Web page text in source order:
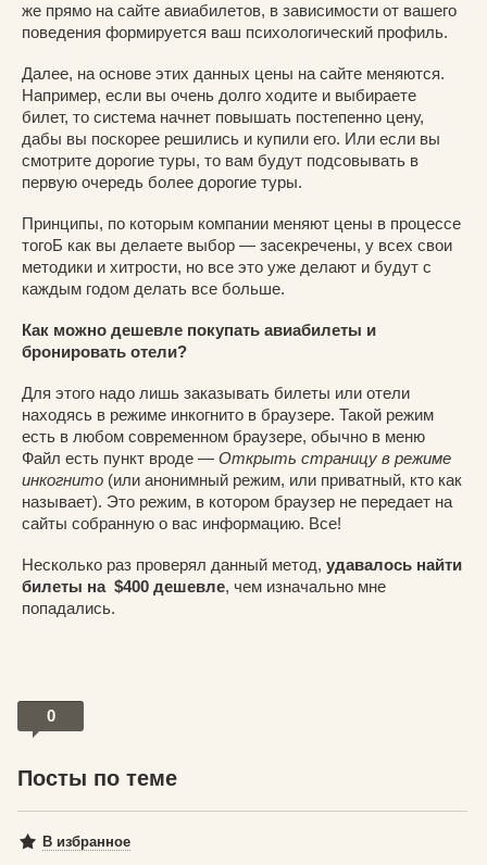
же прямо на сайте авиабилетов, в зависимости от вашего
поведения формируется ваш психологический профиль.
Далее, на основе этих данных цены на сайте меняются.
Например, если вы очень долго ходите и выбираете
билет, то система начнет повышать постепенно цену,
дабы вы поскорее решились и купили его. Или если вы
смотрите дорогие туры, то вам будут подсовывать в
первую очередь более дорогие туры.
Принципы, по которым компании меняют цены в процессе
тогоБ как вы делаете выбор — засекречены, у всех свои
методики и хитрости, но все это уже делают и будут с
каждым годом делать все больше.
Как можно дешевле покупать авиабилеты и
бронировать отели?
Для этого надо лишь заказывать билеты или отели
находясь в режиме инкогнито в браузере. Такой режим
есть в любом современном браузере, обычно в меню
Файл есть пункт вроде — Открыть страницу в режиме
инкогнито (или анонимный режим, или приватный, кто как
называет). Это режим, в котором браузер не передает на
сайты собранную о вас информацию. Все!
Несколько раз проверял данный метод, удавалось найти
билеты на $400 дешевле, чем изначально мне
попадались.
0
Посты по теме
В избранное